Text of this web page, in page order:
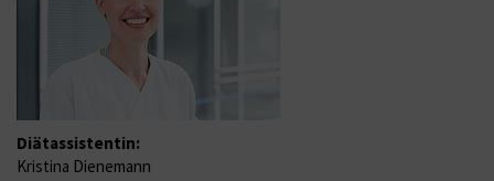
Diätassistentin:
Kristina Dienemann